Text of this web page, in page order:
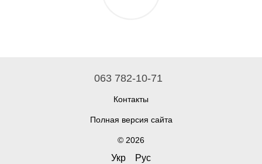
063 782-10-71
Контакты
Полная версия сайта
© 2026
Укр Рус